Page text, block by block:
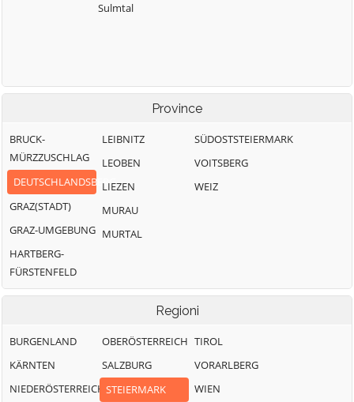
Sulmtal
Province
BRUCK-
MÜRZZUSCHLAG
DEUTSCHLANDSBERG
GRAZ(STADT)
GRAZ-UMGEBUNG
HARTBERG-
FÜRSTENFELD
LEIBNITZ
LEOBEN
LIEZEN
MURAU
MURTAL
SÜDOSTSTEIERMARK
VOITSBERG
WEIZ
Regioni
BURGENLAND
KÄRNTEN
NIEDERÖSTERREICH
OBERÖSTERREICH
SALZBURG
STEIERMARK
TIROL
VORARLBERG
WIEN